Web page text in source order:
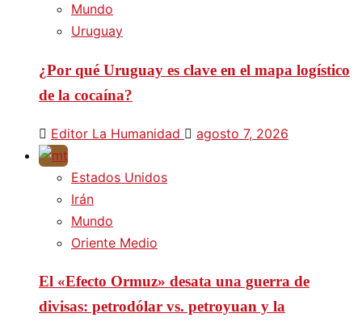
Mundo
Uruguay
¿Por qué Uruguay es clave en el mapa logístico
de la cocaína?
Editor La Humanidad agosto 7, 2026
Estados Unidos
Irán
Mundo
Oriente Medio
El «Efecto Ormuz» desata una guerra de
divisas: petrodólar vs. petroyuan y la